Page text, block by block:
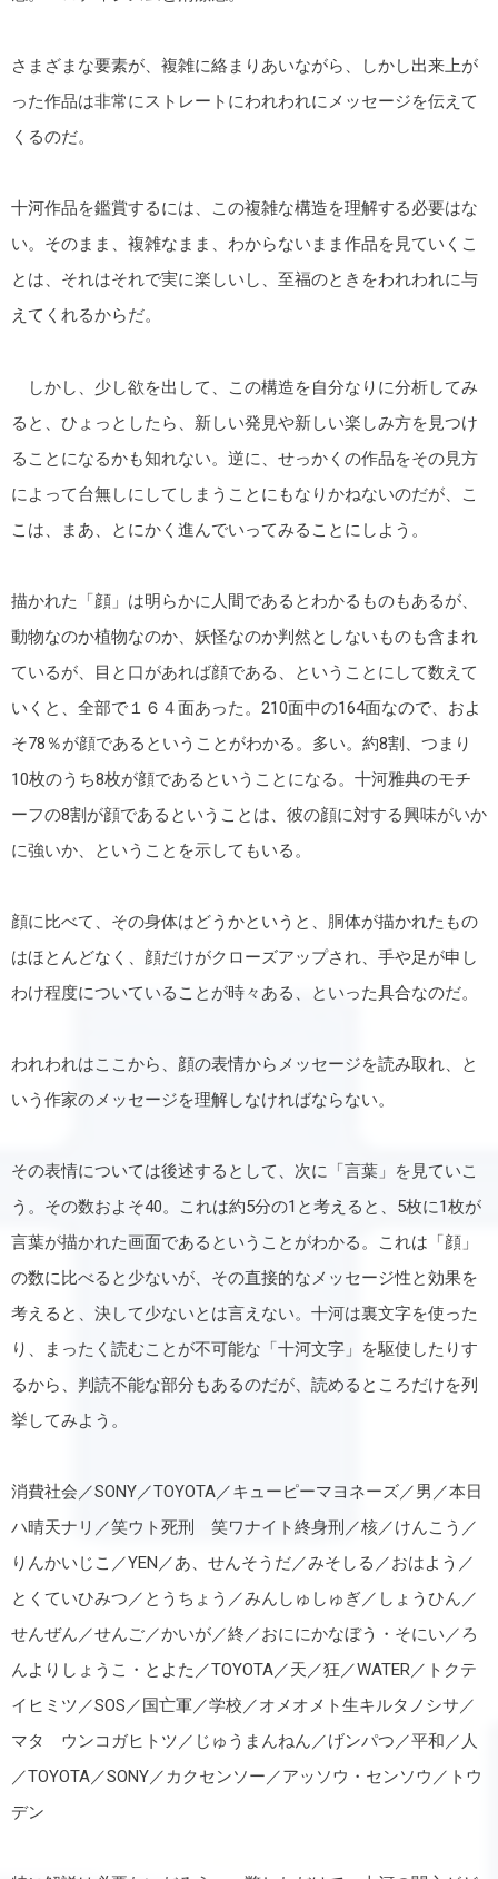
さまざまな要素が、複雑に絡まりあいながら、しかし出来上が
った作品は非常にストレートにわれわれにメッセージを伝えて
くるのだ。
十河作品を鑑賞するには、この複雑な構造を理解する必要はな
い。そのまま、複雑なまま、わからないまま作品を見ていくこ
とは、それはそれで実に楽しいし、至福のときをわれわれに与
えてくれるからだ。
しかし、少し欲を出して、この構造を自分なりに分析してみ
ると、ひょっとしたら、新しい発見や新しい楽しみ方を見つけ
ることになるかも知れない。逆に、せっかくの作品をその見方
によって台無しにしてしまうことにもなりかねないのだが、こ
こは、まあ、とにかく進んでいってみることにしよう。
描かれた「顔」は明らかに人間であるとわかるものもあるが、
動物なのか植物なのか、妖怪なのか判然としないものも含まれ
ているが、目と口があれば顔である、ということにして数えて
いくと、全部で１６４面あった。210面中の164面なので、およ
そ78％が顔であるということがわかる。多い。約8割、つまり
10枚のうち8枚が顔であるということになる。十河雅典のモチ
ーフの8割が顔であるということは、彼の顔に対する興味がいか
に強いか、ということを示してもいる。
顔に比べて、その身体はどうかというと、胴体が描かれたもの
はほとんどなく、顔だけがクローズアップされ、手や足が申し
わけ程度についていることが時々ある、といった具合なのだ。
われわれはここから、顔の表情からメッセージを読み取れ、と
いう作家のメッセージを理解しなければならない。
その表情については後述するとして、次に「言葉」を見ていこ
う。その数およそ40。これは約5分の1と考えると、5枚に1枚が
言葉が描かれた画面であるということがわかる。これは「顔」
の数に比べると少ないが、その直接的なメッセージ性と効果を
考えると、決して少ないとは言えない。十河は裏文字を使った
り、まったく読むことが不可能な「十河文字」を駆使したりす
るから、判読不能な部分もあるのだが、読めるところだけを列
挙してみよう。
消費社会／SONY／TOYOTA／キューピーマヨネーズ／男／本日
ハ晴天ナリ／笑ウト死刑 笑ワナイト終身刑／核／けんこう／
りんかいじこ／YEN／あ、せんそうだ／みそしる／おはよう／
とくていひみつ／とうちょう／みんしゅしゅぎ／しょうひん／
せんぜん／せんご／かいが／終／おににかなぼう・そにい／ろ
んよりしょうこ・とよた／TOYOTA／天／狂／WATER／トクテ
イヒミツ／SOS／国亡軍／学校／オメオメト生キルタノシサ／
マタ ウンコガヒトツ／じゅうまんねん／げンパつ／平和／人
／TOYOTA／SONY／カクセンソー／アッソウ・センソウ／トウ
デン